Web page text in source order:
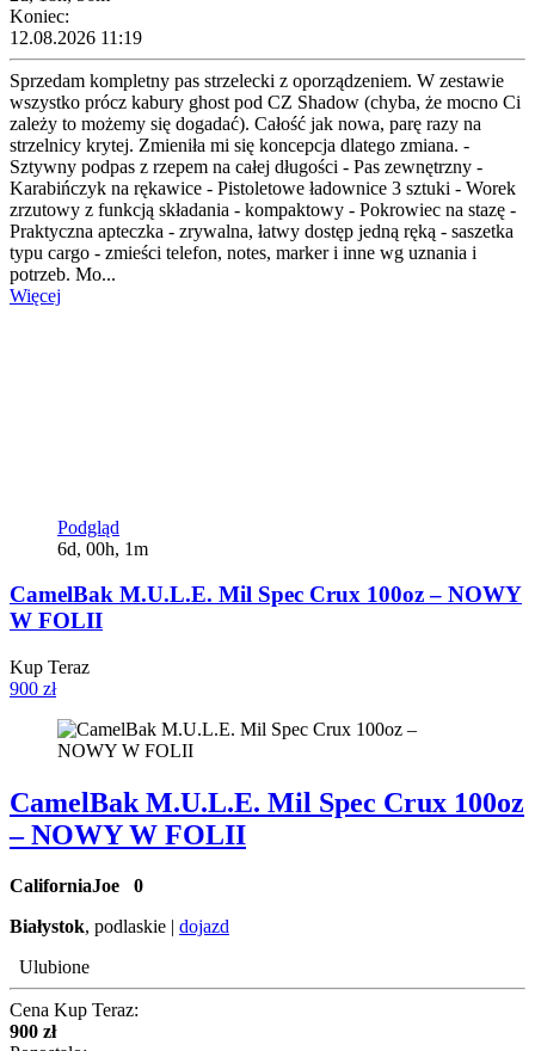
Koniec:
12.08.2026 11:19
Sprzedam kompletny pas strzelecki z oporządzeniem. W zestawie
wszystko prócz kabury ghost pod CZ Shadow (chyba, że mocno Ci
zależy to możemy się dogadać). Całość jak nowa, parę razy na
strzelnicy krytej. Zmieniła mi się koncepcja dlatego zmiana. -
Sztywny podpas z rzepem na całej długości - Pas zewnętrzny -
Karabińczyk na rękawice - Pistoletowe ładownice 3 sztuki - Worek
zrzutowy z funkcją składania - kompaktowy - Pokrowiec na stazę -
Praktyczna apteczka - zrywalna, łatwy dostęp jedną ręką - saszetka
typu cargo - zmieści telefon, notes, marker i inne wg uznania i
potrzeb. Mo...
Więcej
Podgląd
6d, 00h, 1m
CamelBak M.U.L.E. Mil Spec Crux 100oz – NOWY
W FOLII
Kup Teraz
900 zł
CamelBak M.U.L.E. Mil Spec Crux 100oz
– NOWY W FOLII
CaliforniaJoe 0
Białystok, podlaskie | dojazd
Ulubione
Cena Kup Teraz:
900 zł